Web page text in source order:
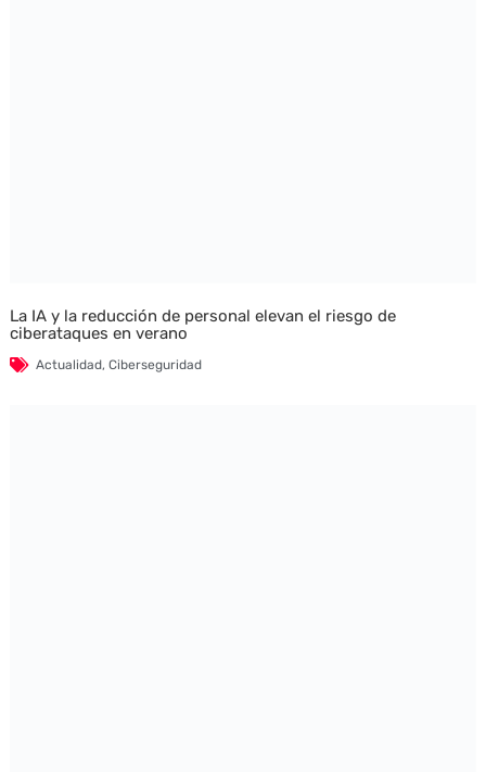
La IA y la reducción de personal elevan el riesgo de
ciberataques en verano
Actualidad, Ciberseguridad